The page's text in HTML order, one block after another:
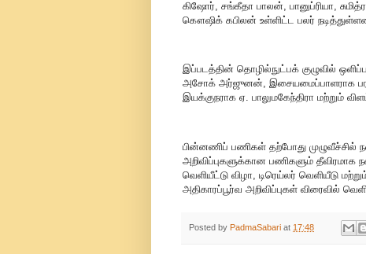
கிஷோர், சங்கீதா பாலன், பானுப்ரியா,
கௌஷிக் கபிலன் உள்ளிட்ட பலர்
இப்படத்தின் தொழில்நுட்பக் குழுவில்
அசோக் அர்ஜுனன், இசையமைப்பாளராக
இயக்குநராக ஏ. பாலுமகேந்திரா மற்றும்
பின்னணிப் பணிகள் தற்போது முழுவீச்சில்
அறிவிப்புகளுக்கான பணிகளும்
வெளியீட்டு விழா, டிரெய்லர் வெளியீடு
அதிகாரப்பூர்வ அறிவிப்புகள் விரைவில்
Posted by PadmaSabari at 17:48